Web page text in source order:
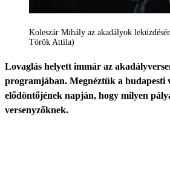
Koleszár Mihály az akadályok
Török Attila)
Lovaglás helyett immár az
programjában. Megnéztük a
elődöntőjének napján, hogy milyen
versenyzőknek.